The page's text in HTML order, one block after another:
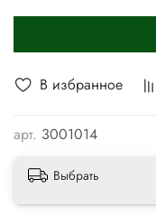
В избранное
арт. 3001014
Выбрать